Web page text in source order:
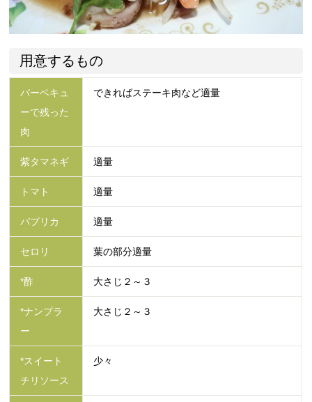
用意するもの
バーベキュ
ーで残った
肉
できればステーキ肉など適量
紫タマネギ 適量
トマト 適量
パプリカ 適量
セロリ 葉の部分適量
*酢 大さじ２～３
*ナンプラ
ー
大さじ２～３
*スイート
チリソース
少々